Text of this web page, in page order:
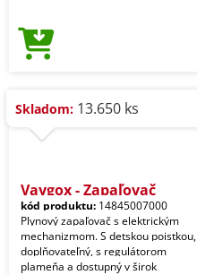
Skladom: 13.650 ks
Vaygox - Zapaľovač
kód produktu: 14845007000
Plynový zapaľovač s elektrickým
mechanizmom. S detskou poistkou,
doplňovateľný, s regulátorom
plameňa a dostupný v širok